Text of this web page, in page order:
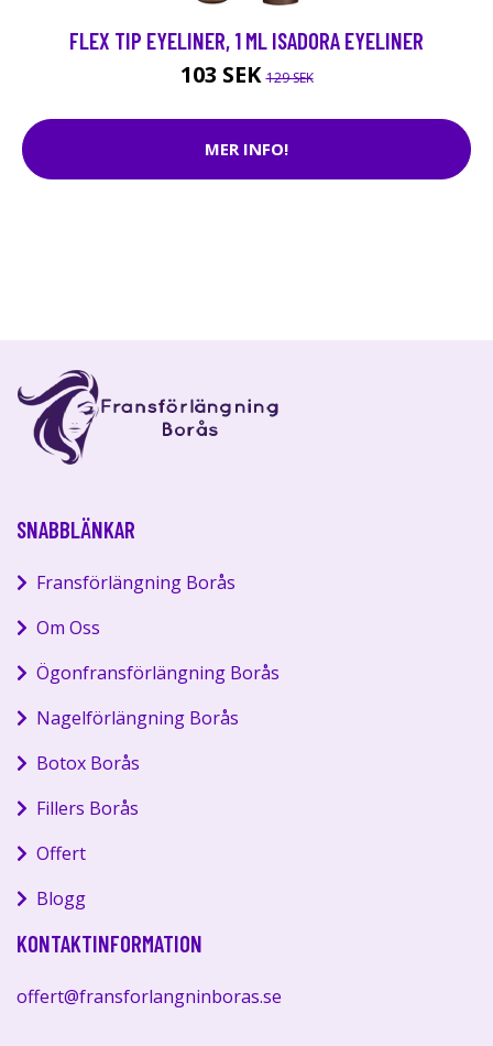
FLEX TIP EYELINER, 1 ML ISADORA EYELINER
103 SEK129 SEK
MER INFO!
SNABBLÄNKAR
Fransförlängning Borås
Om Oss
Ögonfransförlängning Borås
Nagelförlängning Borås
Botox Borås
Fillers Borås
Offert
Blogg
KONTAKTINFORMATION
offert@fransforlangninboras.se